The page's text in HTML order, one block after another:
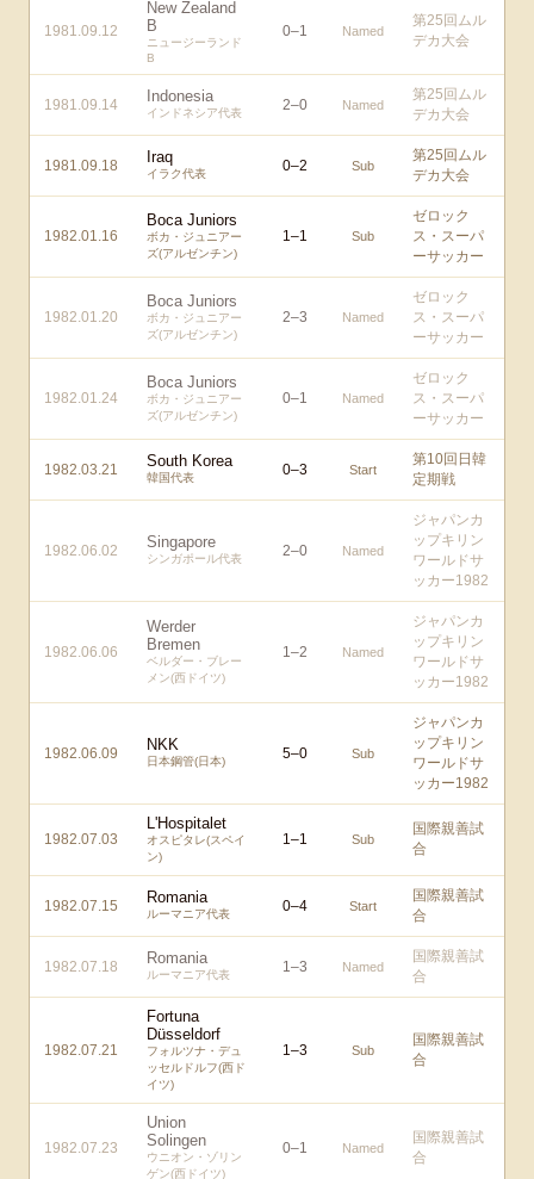
1981.09.12
New Zealand
B
ニュージーランド
B
0–1 Named
第25回ムル
デカ大会
1981.09.14 Indonesia
インドネシア代表 2–0 Named
第25回ムル
デカ大会
1981.09.18 Iraq
イラク代表 0–2 Sub
第25回ムル
デカ大会
1982.01.16
Boca Juniors
ボカ・ジュニアー
ズ(アルゼンチン)
1–1 Sub
ゼロック
ス・スーパ
ーサッカー
1982.01.20
Boca Juniors
ボカ・ジュニアー
ズ(アルゼンチン)
2–3 Named
ゼロック
ス・スーパ
ーサッカー
1982.01.24
Boca Juniors
ボカ・ジュニアー
ズ(アルゼンチン)
0–1 Named
ゼロック
ス・スーパ
ーサッカー
1982.03.21 South Korea
韓国代表 0–3 Start
第10回日韓
定期戦
1982.06.02 Singapore
シンガポール代表 2–0 Named
ジャパンカ
ップキリン
ワールドサ
ッカー1982
1982.06.06
Werder
Bremen
ベルダー・ブレー
メン(西ドイツ)
1–2 Named
ジャパンカ
ップキリン
ワールドサ
ッカー1982
1982.06.09 NKK
日本鋼管(日本) 5–0 Sub
ジャパンカ
ップキリン
ワールドサ
ッカー1982
1982.07.03
L'Hospitalet
オスピタレ(スペイ
ン)
1–1 Sub
国際親善試
合
1982.07.15 Romania
ルーマニア代表 0–4 Start
国際親善試
合
1982.07.18 Romania
ルーマニア代表 1–3 Named
国際親善試
合
1982.07.21
Fortuna
Düsseldorf
フォルツナ・デュ
ッセルドルフ(西ド
イツ)
1–3 Sub
国際親善試
合
1982.07.23
Union
Solingen
ウニオン・ゾリン
ゲン(西ドイツ)
0–1 Named
国際親善試
合